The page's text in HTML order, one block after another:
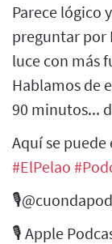
Parece lógico
preguntar por
luce con más
Hablamos de
90 minutos...
Aquí se
#ElPelao​
🎙 Apple